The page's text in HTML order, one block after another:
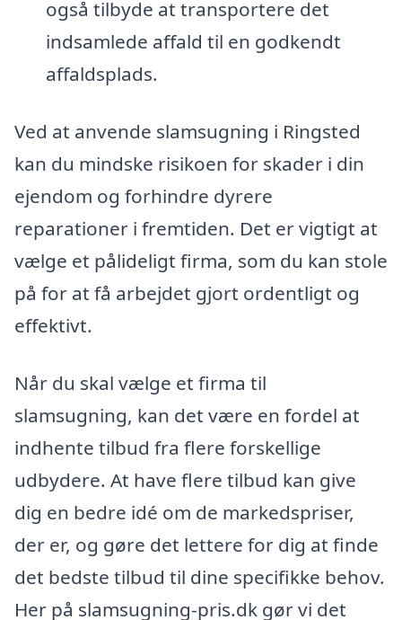
også tilbyde at transportere det
indsamlede affald til en godkendt
affaldsplads.
Ved at anvende slamsugning i Ringsted
kan du mindske risikoen for skader i din
ejendom og forhindre dyrere
reparationer i fremtiden. Det er vigtigt at
vælge et pålideligt firma, som du kan stole
på for at få arbejdet gjort ordentligt og
effektivt.
Når du skal vælge et firma til
slamsugning, kan det være en fordel at
indhente tilbud fra flere forskellige
udbydere. At have flere tilbud kan give
dig en bedre idé om de markedspriser,
der er, og gøre det lettere for dig at finde
det bedste tilbud til dine specifikke behov.
Her på slamsugning-pris.dk gør vi det